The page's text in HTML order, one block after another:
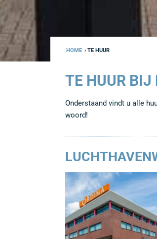
HOME › TE HUUR
TE HUUR BIJ
Onderstaand vindt u alle
woord!